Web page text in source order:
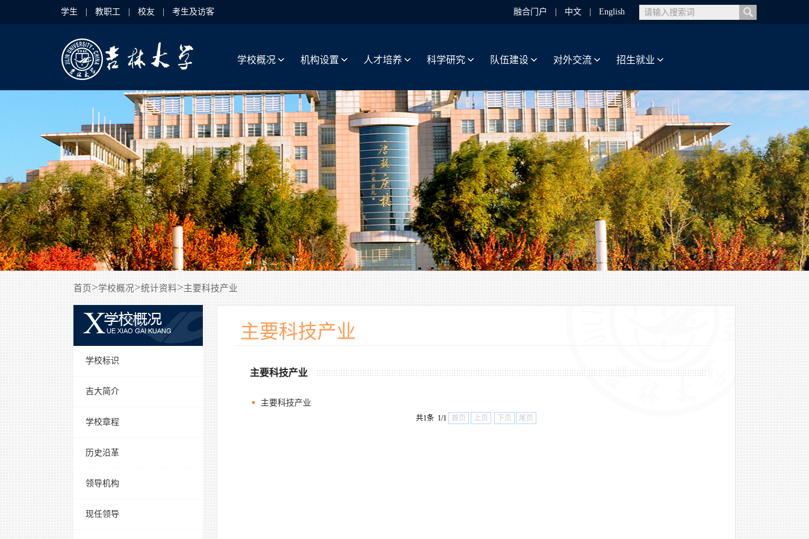
融合门户 中文 English
学生 教职工 校友 考生及访客
学校概况 机构设置 人才培养 科学研究 队伍建设 对外交流 招生就业
首页>学校概况>统计资料>主要科技产业
学校标识
吉大简介
学校章程
历史沿革
领导机构
现任领导
主要科技产业
主要科技产业
主要科技产业
共1条 1/1 首页 上页 下页 尾页